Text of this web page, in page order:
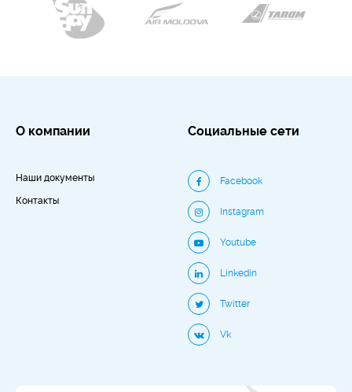
О компании
Наши документы
Контакты
Социальные сети
Facebook
Instagram
Youtube
Linkedin
Twitter
Vk